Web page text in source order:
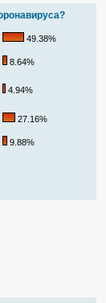
49.38%
8.64%
4.94%
27.16%
9.88%